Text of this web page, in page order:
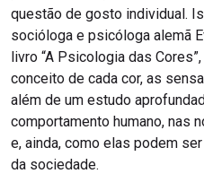
questão de gosto individual.
socióloga e psicóloga alemã
livro “A Psicologia das
conceito de cada cor, as
além de um estudo
comportamento humano, nas
e, ainda, como elas podem
da sociedade.